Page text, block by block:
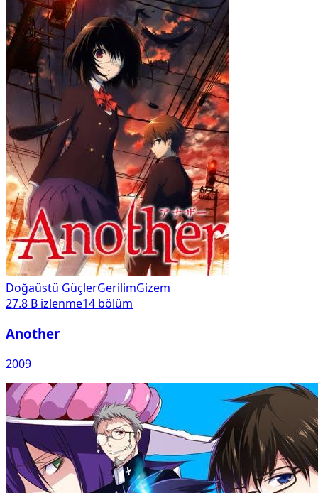
Doğaüstü GüçlerGerilimGizem
27.8 B izlenme14 bölüm
Another
2009